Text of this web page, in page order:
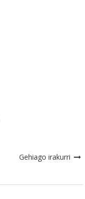
Gehiago irakurri